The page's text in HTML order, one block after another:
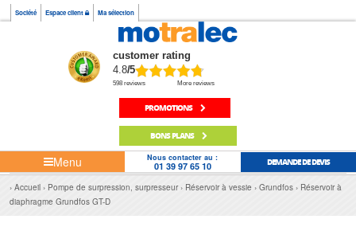
Société Espace client Ma sélection
customer rating
4.8/5
598 reviews More reviews
PROMOTIONS
BONS PLANS
Menu Nous contacter au :
01 39 97 65 10 DEMANDE DE DEVIS
Accueil Pompe de surpression, surpresseur Réservoir à vessie Grundfos
Réservoir à
diaphragme Grundfos GT-D